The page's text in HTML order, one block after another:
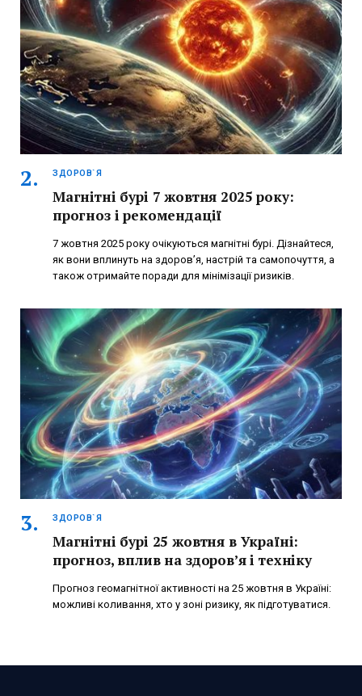
ЗДОРОВ`Я
Магнітні бурі 7 жовтня 2025 року:
прогноз і рекомендації
7 жовтня 2025 року очікуються магнітні бурі. Дізнайтеся,
як вони вплинуть на здоров’я, настрій та самопочуття, а
також отримайте поради для мінімізації ризиків.
ЗДОРОВ`Я
Магнітні бурі 25 жовтня в Україні:
прогноз, вплив на здоров’я і техніку
Прогноз геомагнітної активності на 25 жовтня в Україні:
можливі коливання, хто у зоні ризику, як підготуватися.